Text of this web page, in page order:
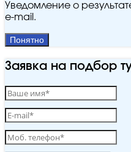
Уведомление о
e‑mail.
Понятно
Заявка на подбор